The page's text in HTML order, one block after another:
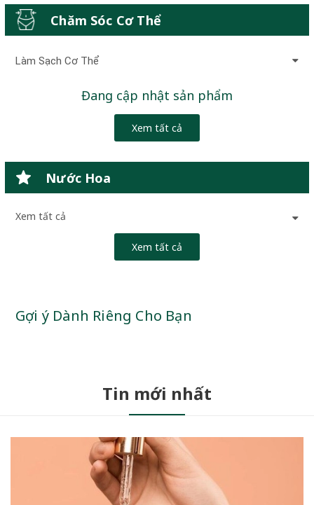
Chăm Sóc Cơ Thể
Làm Sạch Cơ Thể
Đang cập nhật sản phẩm
Xem tất cả
Nước Hoa
Xem tất cả
Xem tất cả
Gợi ý Dành Riêng Cho Bạn
Tin mới nhất